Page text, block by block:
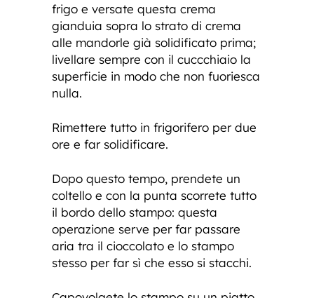
frigo e versate questa crema
gianduia sopra lo strato di crema
alle mandorle già solidificato prima;
livellare sempre con il cuccchiaio la
superficie in modo che non fuoriesca
nulla.
Rimettere tutto in frigorifero per due
ore e far solidificare.
Dopo questo tempo, prendete un
coltello e con la punta scorrete tutto
il bordo dello stampo: questa
operazione serve per far passare
aria tra il cioccolato e lo stampo
stesso per far sì che esso si stacchi.